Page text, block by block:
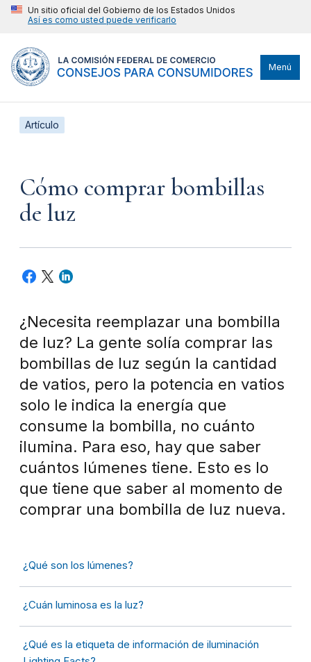
Un sitio oficial del Gobierno de los Estados Unidos
Así es como usted puede verificarlo
Menú
Artículo
Cómo comprar bombillas
de luz
¿Necesita reemplazar una bombilla
de luz? La gente solía comprar las
bombillas de luz según la cantidad
de vatios, pero la potencia en vatios
solo le indica la energía que
consume la bombilla, no cuánto
ilumina. Para eso, hay que saber
cuántos lúmenes tiene. Esto es lo
que tiene que saber al momento de
comprar una bombilla de luz nueva.
¿Qué son los lúmenes?
¿Cuán luminosa es la luz?
¿Qué es la etiqueta de información de iluminación